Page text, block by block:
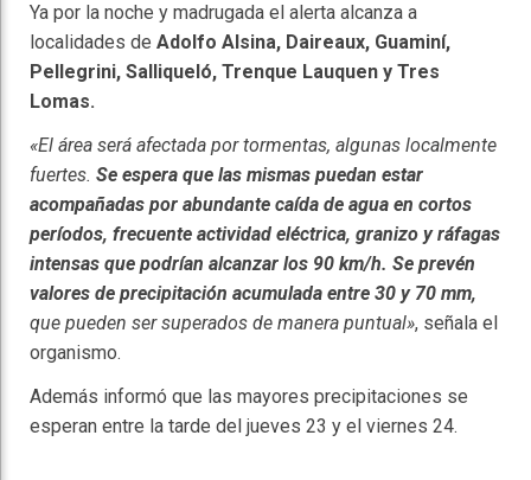
Ya por la noche y madrugada el alerta alcanza a
localidades de Adolfo Alsina, Daireaux, Guaminí,
Pellegrini, Salliqueló, Trenque Lauquen y Tres
Lomas.
«El área será afectada por tormentas, algunas localmente
fuertes. Se espera que las mismas puedan estar
acompañadas por abundante caída de agua en cortos
períodos, frecuente actividad eléctrica, granizo y ráfagas
intensas que podrían alcanzar los 90 km/h. Se prevén
valores de precipitación acumulada entre 30 y 70 mm,
que pueden ser superados de manera puntual», señala el
organismo.
Además informó que las mayores precipitaciones se
esperan entre la tarde del jueves 23 y el viernes 24.